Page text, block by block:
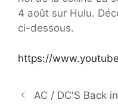
4 août sur Hulu.
ci-dessous.
https://
AC / DC'S Back